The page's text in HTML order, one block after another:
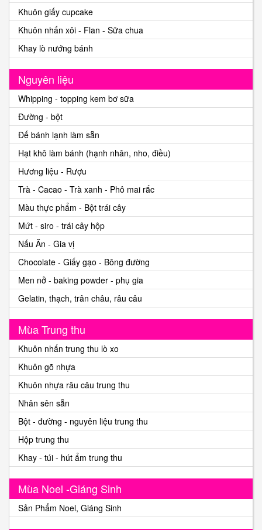
Khuôn giấy cupcake
Khuôn nhấn xôi - Flan - Sữa chua
Khay lò nướng bánh
Nguyên liệu
Whipping - topping kem bơ sữa
Đường - bột
Đế bánh lạnh làm sẵn
Hạt khô làm bánh (hạnh nhân, nho, điều)
Hương liệu - Rượu
Trà - Cacao - Trà xanh - Phô mai rắc
Màu thực phẩm - Bột trái cây
Mứt - siro - trái cây hộp
Nấu Ăn - Gia vị
Chocolate - Giấy gạo - Bông đường
Men nở - baking powder - phụ gia
Gelatin, thạch, trân châu, râu câu
Mùa Trung thu
Khuôn nhấn trung thu lò xo
Khuôn gõ nhựa
Khuôn nhựa râu câu trung thu
Nhân sên sẵn
Bột - đường - nguyên liệu trung thu
Hộp trung thu
Khay - túi - hút ẩm trung thu
Mùa Noel -Giáng Sinh
Sản Phẩm Noel, Giáng Sinh